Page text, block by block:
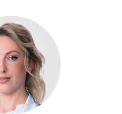
Государственный медицинский
дело, 2008.
Врач-рентгенолог.
17 лет.
квалификации по
12.09.2024.
специалиста:
Организация
здоровье 21.09.2024.